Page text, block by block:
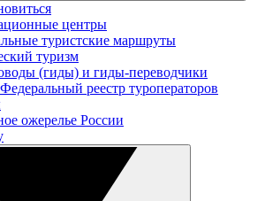
центры
туристские маршруты
туризм
(гиды) и гиды-переводчики
реестр туроператоров
ожерелье России